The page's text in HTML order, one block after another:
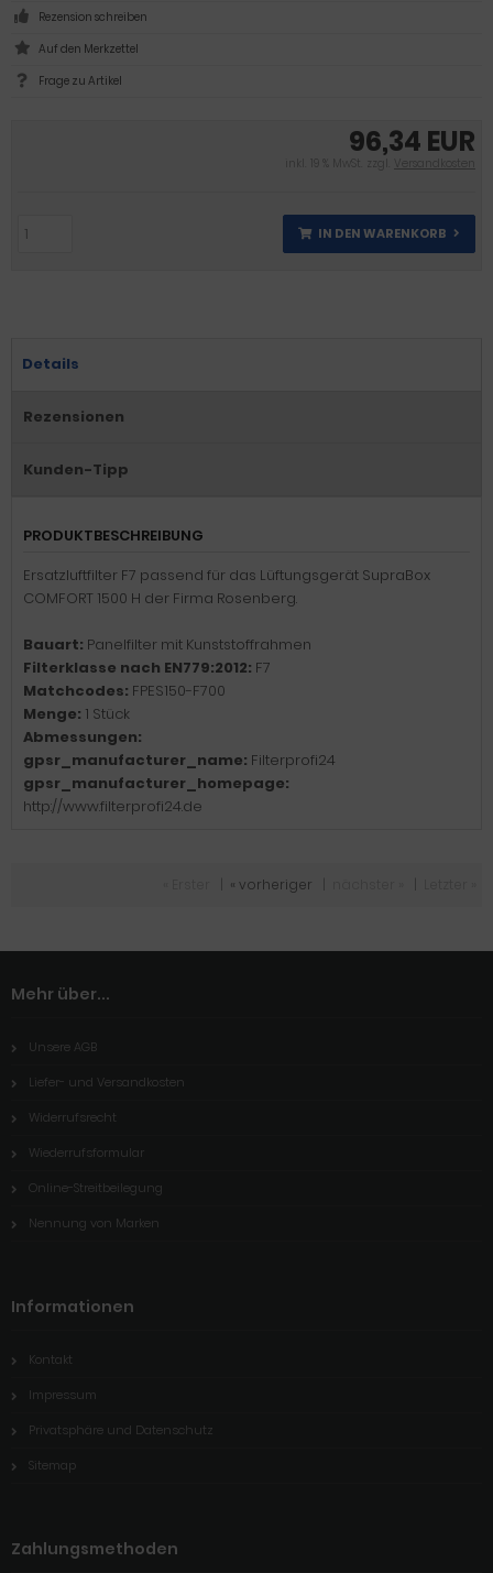
96,34 EUR
inkl. 19 % MwSt. zzgl. Versandkosten
IN DEN WARENKORB
Rezension schreiben
Frage zu Artikel
Details
Rezensionen
Kunden-Tipp
PRODUKTBESCHREIBUNG
Ersatzluftfilter F7 passend für das Lüftungsgerät SupraBox
COMFORT 1500 H der Firma Rosenberg.
Bauart: Panelfilter mit Kunststoffrahmen
Filterklasse nach EN779:2012: F7
Matchcodes: FPES150-F700
Menge: 1 Stück
Abmessungen:
gpsr_manufacturer_name: Filterprofi24
gpsr_manufacturer_homepage:
http://www.filterprofi24.de
« vorheriger
Mehr über...
Unsere AGB
Liefer- und Versandkosten
Widerrufsrecht
Wiederrufsformular
Online-Streitbeilegung
Nennung von Marken
Informationen
Kontakt
Impressum
Privatsphäre und Datenschutz
Sitemap
Zahlungsmethoden